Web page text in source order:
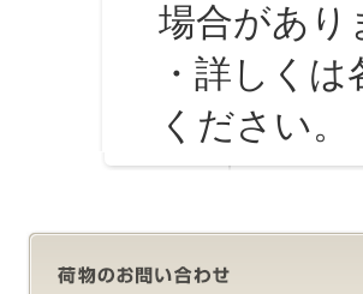
場合があり
・詳しくは
ください。